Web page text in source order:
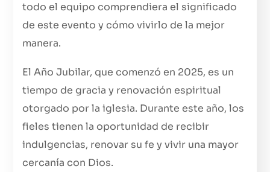
todo el equipo comprendiera el significado
de este evento y cómo vivirlo de la mejor
manera.
El Año Jubilar, que comenzó en 2025, es un
tiempo de gracia y renovación espiritual
otorgado por la iglesia. Durante este año, los
fieles tienen la oportunidad de recibir
indulgencias, renovar su fe y vivir una mayor
cercanía con Dios.